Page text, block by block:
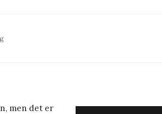
men det er